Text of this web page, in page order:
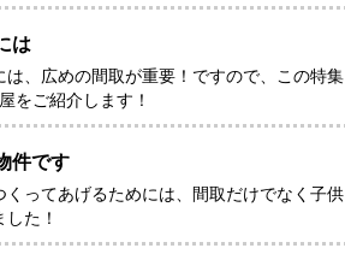
は
は、広めの間取が重要！ですので、この特集
をご紹介します！
件です
くってあげるためには、間取だけでなく子供
た！